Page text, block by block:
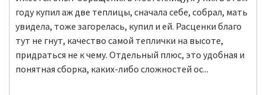
году купил аж две теплицы, сначала себе, собрал, мать
увидела, тоже загорелась, купил и ей. Расценки благо
тут не гнут, качество самой теплички на высоте,
придраться не к чему. Отдельный плюс, это удобная и
понятная сборка, каких-либо сложностей ос...